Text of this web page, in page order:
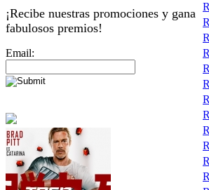
¡Recibe nuestras promociones y gana
fabulosos premios!
Email: